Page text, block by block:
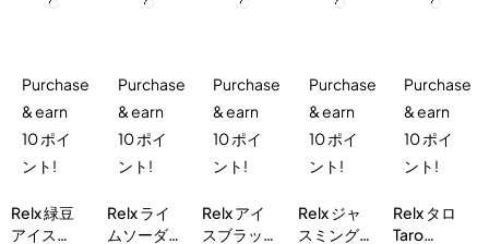
Purchase
& earn
10 ポイ
ント!
Relx 緑豆
アイス
Purchase
& earn
10 ポイ
ント!
Relx ライ
ムソーダ
Purchase
& earn
10 ポイ
ント!
Relx アイ
スブラッ
Purchase
& earn
10 ポイ
ント!
Relx ジャ
スミング
Purchase
& earn
10 ポイ
ント!
Relx タロ
Taro